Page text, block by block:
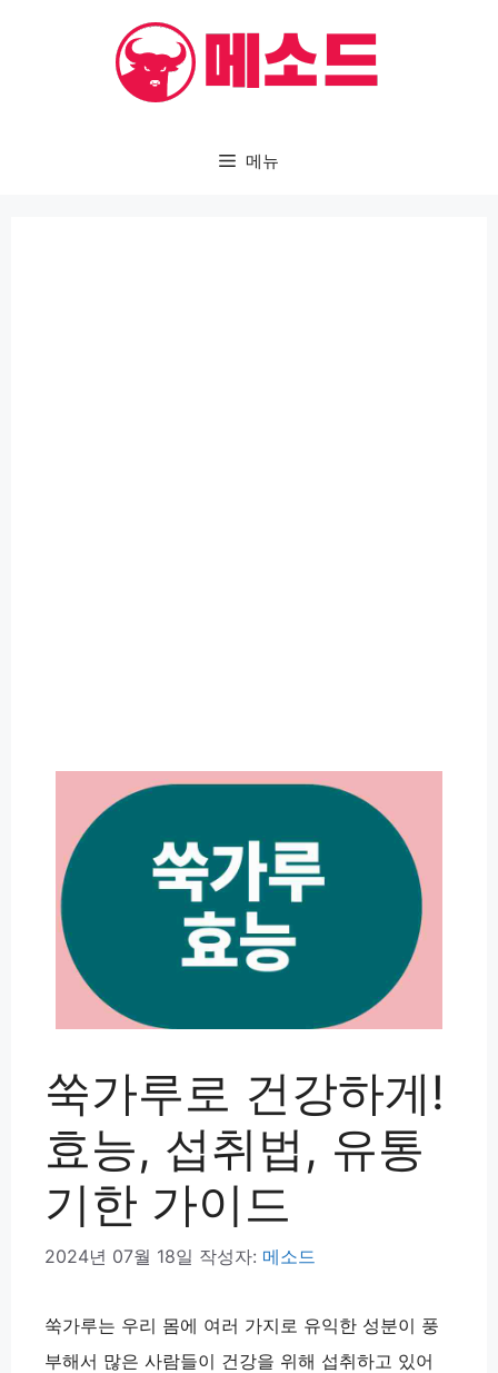
메뉴
쑥가루로 건강하게!
효능, 섭취법, 유통
기한 가이드
2024년 07월 18일 작성자: 메소드
쑥가루는 우리 몸에 여러 가지로 유익한 성분이 풍
부해서 많은 사람들이 건강을 위해 섭취하고 있어